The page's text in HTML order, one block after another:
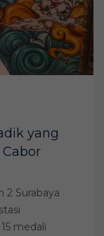
yang
2 Surabaya
medali